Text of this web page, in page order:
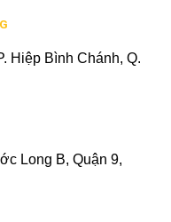
Hiệp Bình Chánh, Q.
Long B, Quận 9,